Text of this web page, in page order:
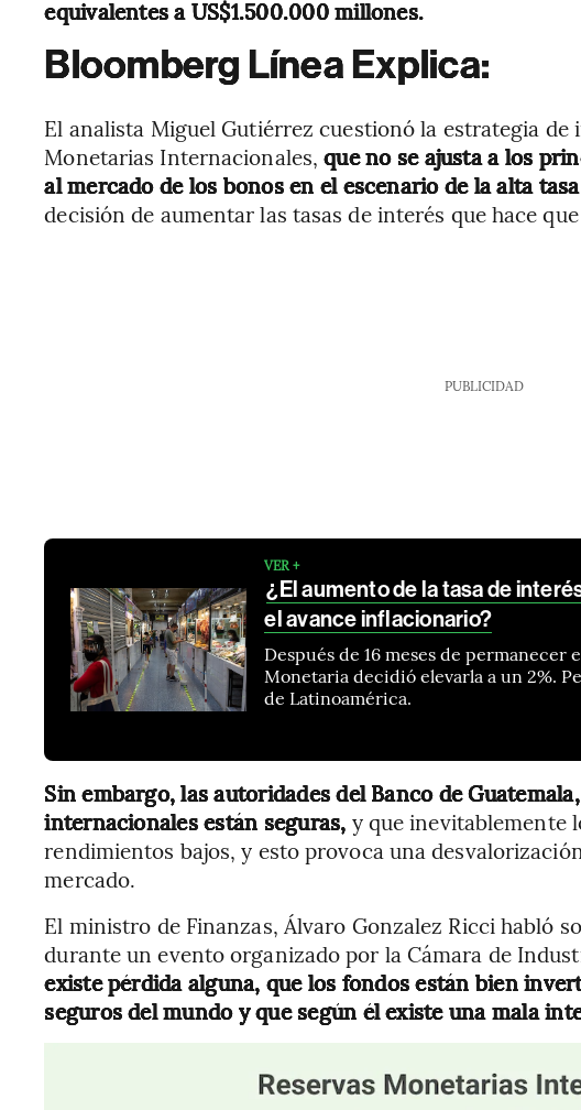
equivalentes a US$1.500.000 millones.
Bloomberg Línea Explica:
El analista Miguel Gutiérrez cuestionó la estrategia de
Monetarias Internacionales,que no se ajusta a los
al mercado de los bonos en el escenario de la alta
decisión de aumentar las tasas de interés que hace
PUBLICIDAD
VER +
¿El aumento de la tasa de
el avance inflacionario?
Después de 16 meses de permanecer
Monetaria decidió elevarla a un 2%.
de Latinoamérica.
Sin embargo, las autoridades del Banco de
internacionales están seguras, y que inevitablemente
rendimientos bajos, y esto provoca una
mercado.
El ministro de Finanzas, Álvaro Gonzalez Ricci habló
durante un evento organizado por la Cámara de
existe pérdida alguna, que los fondos están bien
seguros del mundo y que según él existe una mala